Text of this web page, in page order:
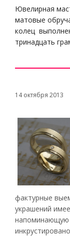
Ювелирная
матовые
колец
тринадцать
14 октября 2013
фактурные
украшений
напоминающую